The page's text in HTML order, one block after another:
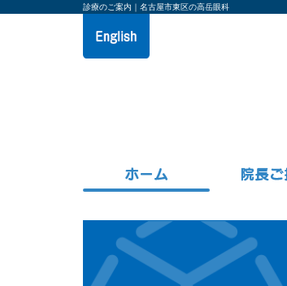
診療のご案内｜名古屋市東区の高岳眼科